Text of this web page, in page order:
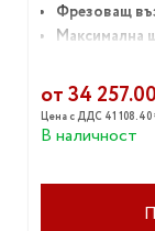
Фрезоващ
Максимална
Тегло:2520 кг
от 34
Цена с ДДС 41 108.40
В наличност